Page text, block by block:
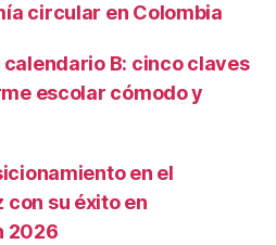
circular en Colombia
B: cinco claves
escolar cómodo y
en el
su éxito en
2026